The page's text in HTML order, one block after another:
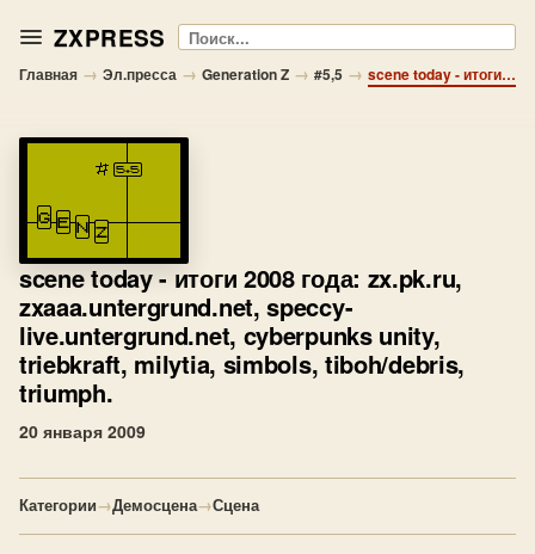
ZXPRESS Поиск
Главная → Эл.пресса → Generation Z → #5,5 → scene today - итоги 2008 года: zx.pk.ru, zxaaa.untergrund.net, speccy-live.untergrund.net, cyberpunks unity, triebkraft, milytia, simbols, tiboh/debris, triumph.
scene today- итоги 2008 года: zx.pk.ru,
zxaaa.untergrund.net, speccy-
live.untergrund.net, cyberpunks unity,
triebkraft, milytia, simbols, tiboh/debris,
triumph.
20 января 2009
Категории→Демосцена→Сцена